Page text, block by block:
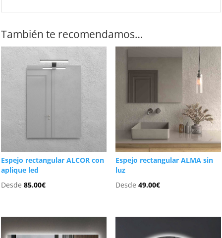
También te recomendamos…
Espejo rectangular ALCOR con
aplique led
Desde85.00€
Espejo rectangular ALMA sin
luz
Desde 49.00€